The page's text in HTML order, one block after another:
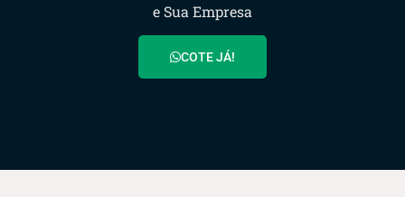
e Sua Empresa
COTE JÁ!